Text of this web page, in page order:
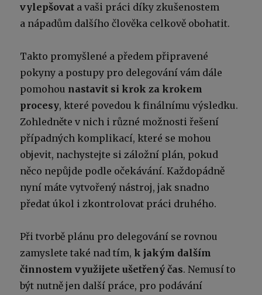
vylepšovat a vaši práci díky zkušenostem
a nápadům dalšího člověka celkově obohatit.
Takto promyšlené a předem připravené
pokyny a postupy pro delegování vám dále
pomohou nastavit si krok za krokem
procesy, které povedou k finálnímu výsledku.
Zohledněte v nich i různé možnosti řešení
případných komplikací, které se mohou
objevit, nachystejte si záložní plán, pokud
něco nepůjde podle očekávání. Každopádně
nyní máte vytvořený nástroj, jak snadno
předat úkol i zkontrolovat práci druhého.
Při tvorbě plánu pro delegování se rovnou
zamyslete také nad tím, k jakým dalším
činnostem využijete ušetřený čas. Nemusí to
být nutně jen další práce, pro podávání